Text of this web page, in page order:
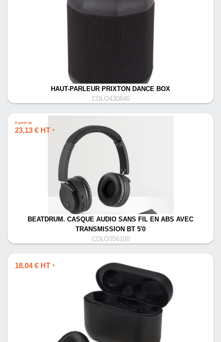
HAUT-PARLEUR PRIXTON DANCE BOX
CDLO430846
À partir de
23,13 € HT *
BEATDRUM. CASQUE AUDIO SANS FIL EN ABS AVEC
TRANSMISSION BT 5'0
CDLO356100
18,04 € HT *